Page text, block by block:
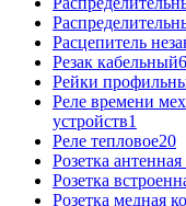
Расцепитель
Резак кабельный6
Рейки
Реле времени
устройств1
Реле тепловое20
Розетка
Розетка
Розетка медная